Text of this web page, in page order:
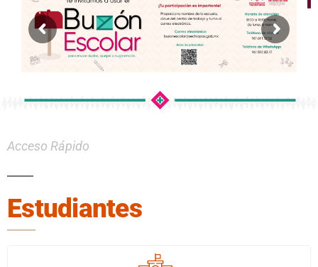
Acceso Rápido
Estudiantes